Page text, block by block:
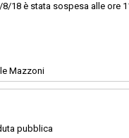
18 è stata sospesa alle ore
Mazzoni
pubblica